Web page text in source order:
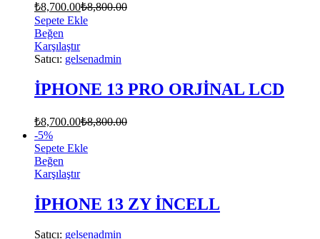
₺8,700.00₺8,800.00
Sepete Ekle
Beğen
Karşılaştır
Satıcı: gelsenadmin
İPHONE 13 PRO ORJİNAL LCD
₺8,700.00₺8,800.00
-5%
Sepete Ekle
Beğen
Karşılaştır
İPHONE 13 ZY İNCELL
Satıcı: gelsenadmin